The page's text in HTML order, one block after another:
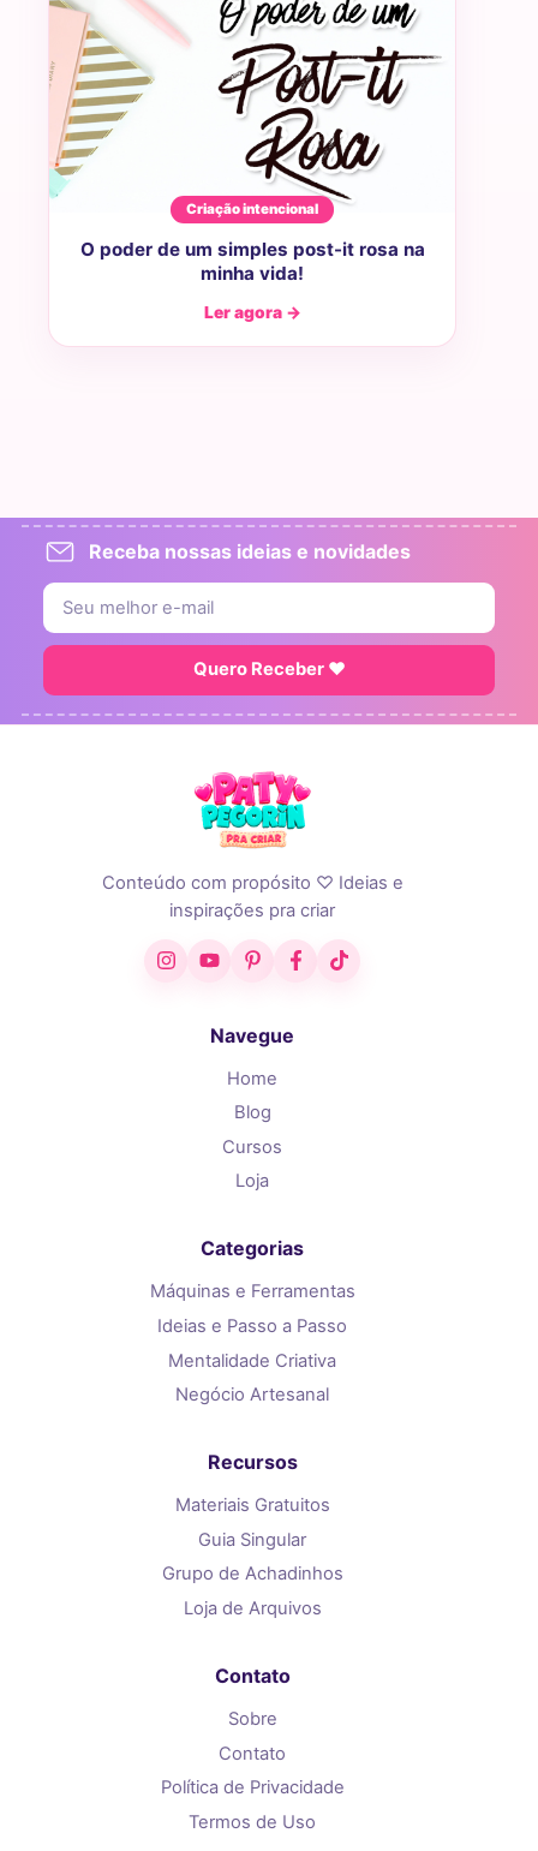
Criação intencional
O poder de um simples post-it rosa na
minha vida!
Ler agora →
Receba nossas ideias e novidades
Quero Receber ♥
Conteúdo com propósito ♡ Ideias e
inspirações pra criar
InstagramYouTubePinterestFacebook
TikTok
Navegue
Home
Blog
Cursos
Loja
Categorias
Máquinas e Ferramentas
Ideias e Passo a Passo
Mentalidade Criativa
Negócio Artesanal
Recursos
Materiais Gratuitos
Guia Singular
Grupo de Achadinhos
Loja de Arquivos
Contato
Sobre
Contato
Política de Privacidade
Termos de Uso